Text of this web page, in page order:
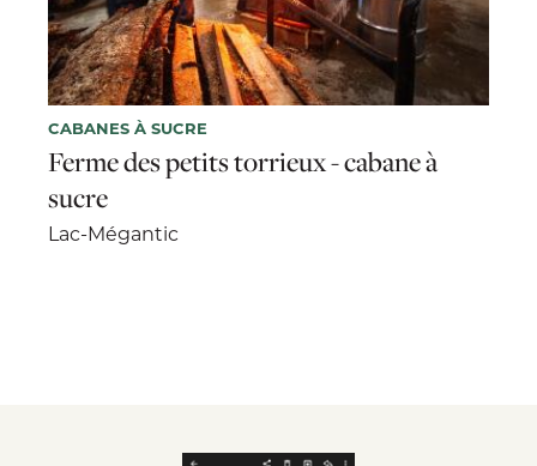
CABANES À SUCRE
Ferme des petits torrieux - cabane à
sucre
Lac-Mégantic